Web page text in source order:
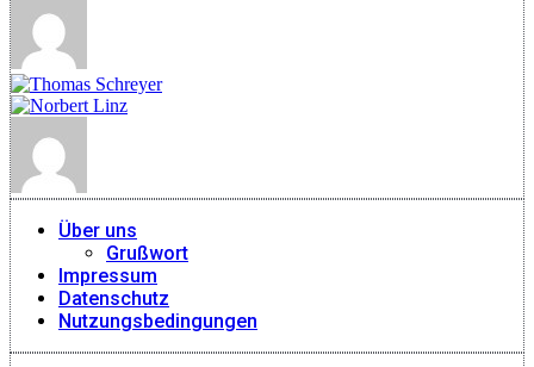
Über uns
Grußwort
Impressum
Datenschutz
Nutzungsbedingungen